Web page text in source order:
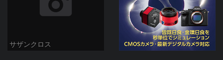
サザンクロス